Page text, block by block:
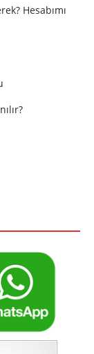
Hesabımı